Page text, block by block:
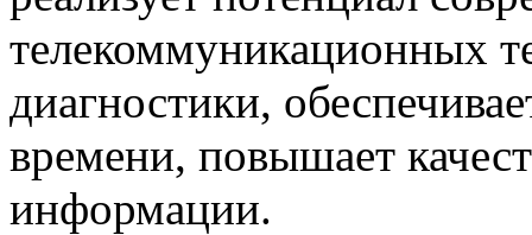
телекоммуникационных
диагностики,
времени, повышает
информации.